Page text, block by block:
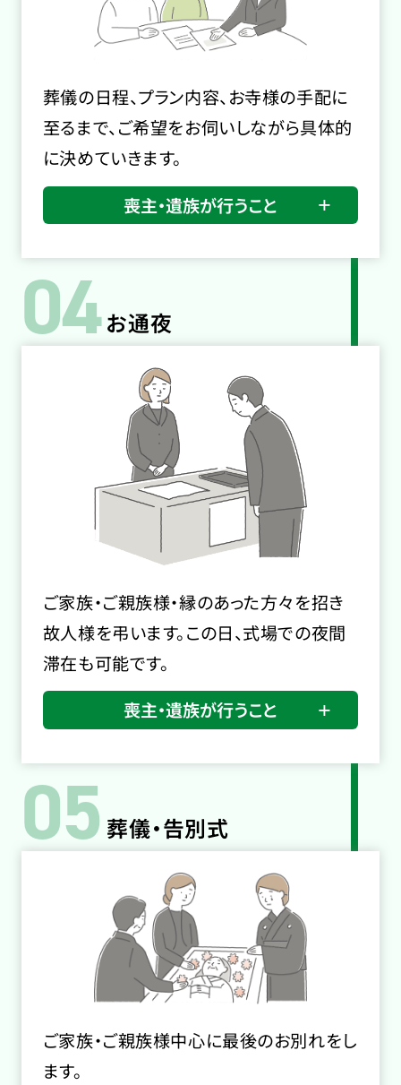
葬儀の日程、プラン内容、お寺様の手配に
至るまで、ご希望をお伺いしながら具体的
に決めていきます。
喪主・遺族が行うこと
04お通夜
ご家族・ご親族様・縁のあった方々を招き
故人様を弔います。この日、式場での夜間
滞在も可能です。
喪主・遺族が行うこと
05 葬儀・告別式
ご家族・ご親族様中心に最後のお別れをし
ます。